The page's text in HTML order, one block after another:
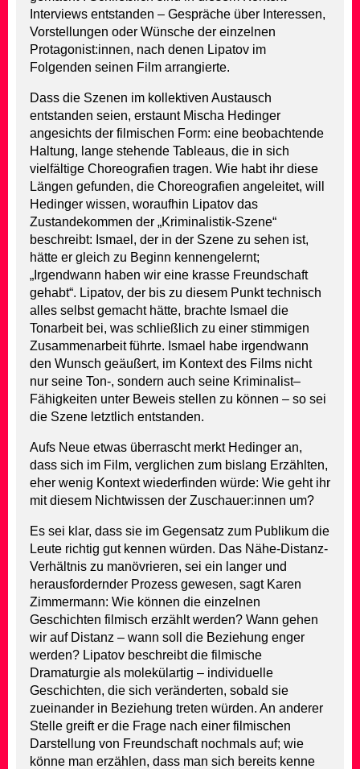
Interviews entstanden – Gespräche über Interessen,
Vorstellungen oder Wünsche der einzelnen
Protagonist:innen, nach denen Lipatov im
Folgenden seinen Film arrangierte.
Dass die Szenen im kollektiven Austausch
entstanden seien, erstaunt Mischa Hedinger
angesichts der filmischen Form: eine beobachtende
Haltung, lange stehende Tableaus, die in sich
vielfältige Choreografien tragen. Wie habt ihr diese
Längen gefunden, die Choreografien angeleitet, will
Hedinger wissen, woraufhin Lipatov das
Zustandekommen der „Kriminalistik-Szene“
beschreibt: Ismael, der in der Szene zu sehen ist,
hätte er gleich zu Beginn kennengelernt;
„Irgendwann haben wir eine krasse Freundschaft
gehabt“. Lipatov, der bis zu diesem Punkt technisch
alles selbst gemacht hätte, brachte Ismael die
Tonarbeit bei, was schließlich zu einer stimmigen
Zusammenarbeit führte. Ismael habe irgendwann
den Wunsch geäußert, im Kontext des Films nicht
nur seine Ton-, sondern auch seine Kriminalist–
Fähigkeiten unter Beweis stellen zu können – so sei
die Szene letztlich entstanden.
Aufs Neue etwas überrascht merkt Hedinger an,
dass sich im Film, verglichen zum bislang Erzählten,
eher wenig Kontext wiederfinden würde: Wie geht ihr
mit diesem Nichtwissen der Zuschauer:innen um?
Es sei klar, dass sie im Gegensatz zum Publikum die
Leute richtig gut kennen würden. Das Nähe-Distanz-
Verhältnis zu manövrieren, sei ein langer und
herausfordernder Prozess gewesen, sagt Karen
Zimmermann: Wie können die einzelnen
Geschichten filmisch erzählt werden? Wann gehen
wir auf Distanz – wann soll die Beziehung enger
werden? Lipatov beschreibt die filmische
Dramaturgie als molekülartig – individuelle
Geschichten, die sich veränderten, sobald sie
zueinander in Beziehung treten würden. An anderer
Stelle greift er die Frage nach einer filmischen
Darstellung von Freundschaft nochmals auf; wie
könne man erzählen, dass man sich bereits kenne